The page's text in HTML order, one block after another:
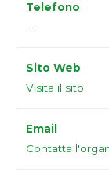
Telefono
---
Sito Web
Visita il sito
Email
Contatta